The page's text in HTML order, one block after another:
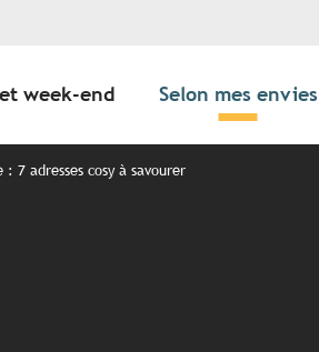
week-end Selon mes envies
7 adresses cosy à savourer